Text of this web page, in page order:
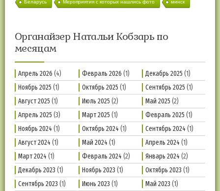
Беларусь Мероприятия с которых нашлись фото минск
Органайзер Натальи Кобзарь по
месяцам
Апрель 2026 (4) Февраль 2026 (1) Декабрь 2025 (1)
Ноябрь 2025 (1) Октябрь 2025 (1) Сентябрь 2025 (1)
Август 2025 (1) Июль 2025 (2) Май 2025 (2)
Апрель 2025 (3) Март 2025 (1) Февраль 2025 (1)
Ноябрь 2024 (1) Октябрь 2024 (1) Сентябрь 2024 (1)
Август 2024 (1) Май 2024 (1) Апрель 2024 (1)
Март 2024 (1) Февраль 2024 (2) Январь 2024 (2)
Декабрь 2023 (1) Ноябрь 2023 (1) Октябрь 2023 (1)
Сентябрь 2023 (1) Июнь 2023 (1) Май 2023 (1)